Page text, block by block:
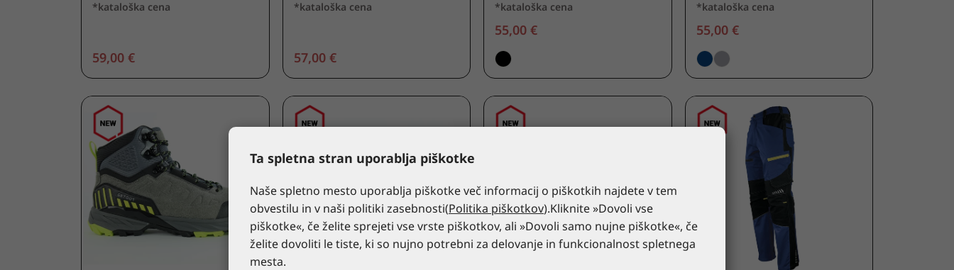
*kataloška cena
59,00 €
*kataloška cena
57,00 €
*kataloška cena
55,00 €
*kataloška cena
55,00 €
Ta spletna stran uporablja piškotke
Naše spletno mesto uporablja piškotke več informacij o piškotkih najdete v tem
obvestilu in v naši politiki zasebnosti(Politika piškotkov).Kliknite »Dovoli vse
piškotke«, če želite sprejeti vse vrste piškotkov, ali »Dovoli samo nujne piškotke«, če
želite dovoliti le tiste, ki so nujno potrebni za delovanje in funkcionalnost spletnega
mesta.